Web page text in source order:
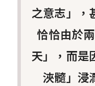
之意志」，
恰恰由於
天」，而是
浹髓」浸